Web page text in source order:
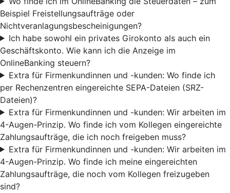
Beispiel Freistellungsaufträge oder
Nichtveranlagungsbescheinigungen?
Ich habe sowohl ein privates Girokonto als auch ein
Geschäftskonto. Wie kann ich die Anzeige im
OnlineBanking steuern?
Extra für Firmenkundinnen und -kunden: Wo finde ich
per Rechenzentren eingereichte SEPA-Dateien (SRZ-
Dateien)?
Extra für Firmenkundinnen und -kunden: Wir arbeiten im
4-Augen-Prinzip. Wo finde ich vom Kollegen eingereichte
Zahlungsaufträge, die ich noch freigeben muss?
Extra für Firmenkundinnen und -kunden: Wir arbeiten im
4-Augen-Prinzip. Wo finde ich meine eingereichten
Zahlungsaufträge, die noch vom Kollegen freizugeben
sind?